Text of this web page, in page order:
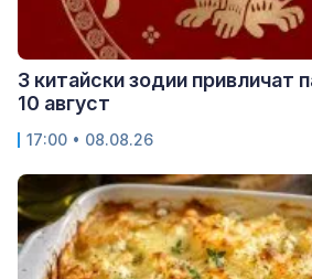
3 китайски зодии привличат
10 август
17:00 • 08.08.26